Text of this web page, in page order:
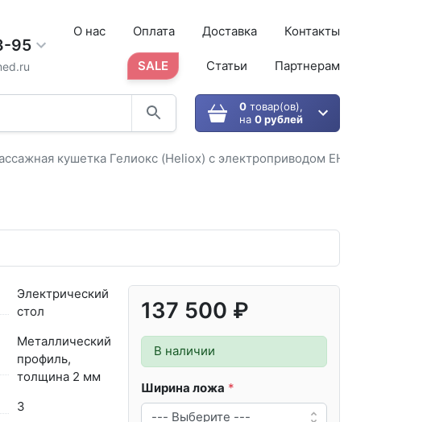
95
О нас Оплата Доставка Контакты
SALE Статьи Партнерам
0товар(ов),
на 0 рублей
кушетка Гелиокс (Heliox) с электроприводом EH7
137 500 ₽
В наличии
Ширина ложа
Электрический
стол
Металлический
профиль,
толщина 2 мм
3